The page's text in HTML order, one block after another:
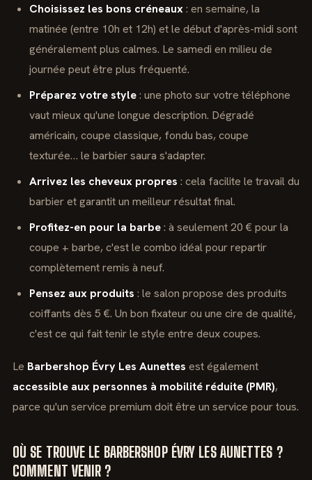
Choisissez les bons créneaux : en semaine, la
matinée (entre 10h et 12h) et le début d'après-midi sont
généralement plus calmes. Le samedi en milieu de
journée peut être plus fréquenté.
Préparez votre style: une photo sur votre téléphone
vaut mieux qu'une longue description. Dégradé
américain, coupe classique, fondu bas, coupe
texturée… le barbier saura s'adapter.
Arrivez les cheveux propres : cela facilite le travail du
barbier et garantit un meilleur résultat final.
Profitez-en pour la barbe: à seulement 20 € pour la
coupe + barbe, c'est le combo idéal pour repartir
complètement remis à neuf.
Pensez aux produits : le salon propose des produits
coiffants dès 5 €. Un bon fixateur ou une cire de qualité,
c'est ce qui fait tenir le style entre deux coupes.
Le Barbershop Évry Les Aunettes est également
accessible aux personnes à mobilité réduite (PMR),
parce qu'un service premium doit être un service pour tous.
OÙ SE TROUVE LE BARBERSHOP ÉVRY LES AUNETTES ?
COMMENT VENIR ?